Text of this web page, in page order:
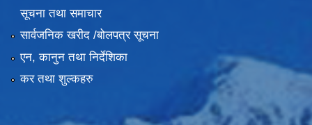
सूचना तथा समाचार
सार्वजनिक खरीद /बोलपत्र सूचना
एन, कानुन तथा निर्देशिका
कर तथा शुल्कहरु